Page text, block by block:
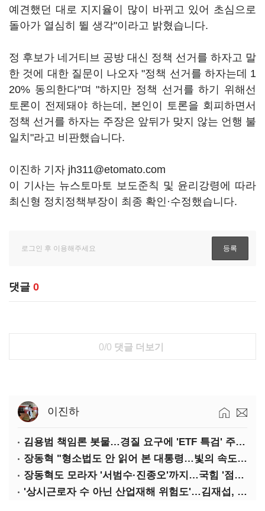
예견했던 대로 지지율이 많이 바뀌고 있어 초심으로
돌아가 열심히 뛸 생각"이라고 밝혔습니다.
정 후보가 네거티브 공방 대신 정책 선거를 하자고 말
한 것에 대한 질문이 나오자 "정책 선거를 하자는데 1
20% 동의한다"며 "하지만 정책 선거를 하기 위해선
토론이 전제돼야 하는데, 본인이 토론을 회피하면서
정책 선거를 하자는 주장은 앞뒤가 맞지 않는 언행 불
일치"라고 비판했습니다.
이진하 기자 jh311@etomato.com
이 기사는 뉴스토마토 보도준칙 및 윤리강령에 따라
최신형 정치정책부장이 최종 확인·수정했습니다.
댓글 0
0/0 댓글 더보기
이진하
김용범 책임론 봇물…경질 요구에 'ETF 특검' 주장까지
장동혁 "형소법도 안 읽어 본 대통령…빛의 속도로 무너질 것"
장동혁도 모라자 '서범수·진종오'까지…국힘 '점입가경'
'상시근로자 수 아닌 산업재해 위험도'…김재섭, 산재예방 지원기준 손질